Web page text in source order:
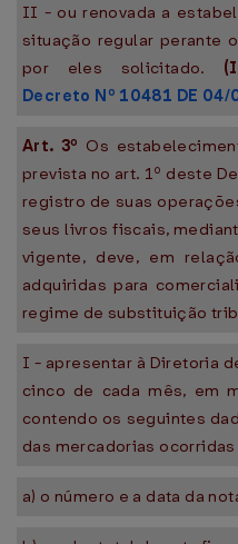
II - ou renovada a
situação regular perante
por eles solicitado.
Decreto Nº 10481 DE 04/
Art. 3º Os
prevista no art. 1º deste
registro de suas
seus livros fiscais,
vigente, deve, em
adquiridas para
regime de substituição
I - apresentar à Diretoria
cinco de cada mês, em
contendo os seguintes
das mercadorias
a) o número e a data da